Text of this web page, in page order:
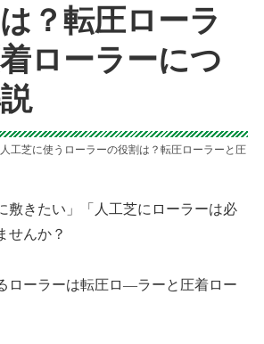
？転圧ローラ
ローラーにつ
人工芝に使うローラーの役割は？転圧ローラーと圧
敷きたい」「人工芝にローラーは必
せんか？
ローラーは転圧ロ―ラーと圧着ロー